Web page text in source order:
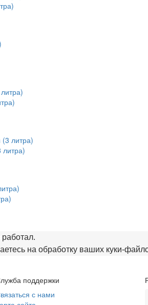
литра)
на обработку ваших
поддержки
с нами